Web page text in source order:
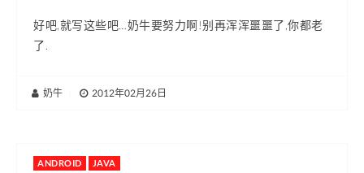
好吧,就写这些吧…奶牛要努力啊!别再浑浑噩噩了,你都老
了.
奶牛 2012年02月26日
ANDROID JAVA